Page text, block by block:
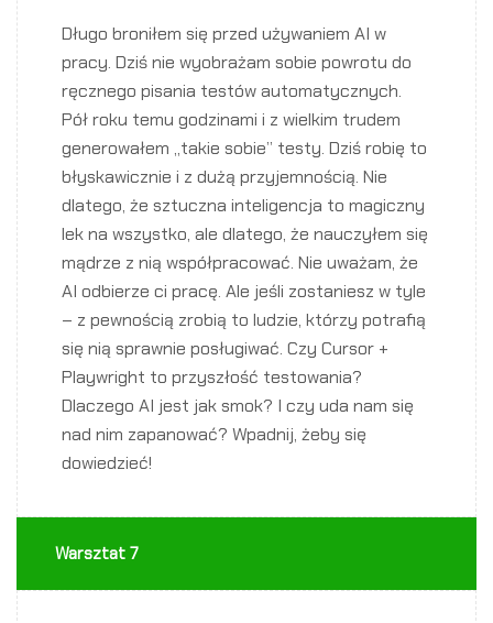
Długo broniłem się przed używaniem AI w
pracy. Dziś nie wyobrażam sobie powrotu do
ręcznego pisania testów automatycznych.
Pół roku temu godzinami i z wielkim trudem
generowałem „takie sobie” testy. Dziś robię to
błyskawicznie i z dużą przyjemnością. Nie
dlatego, że sztuczna inteligencja to magiczny
lek na wszystko, ale dlatego, że nauczyłem się
mądrze z nią współpracować. Nie uważam, że
AI odbierze ci pracę. Ale jeśli zostaniesz w tyle
– z pewnością zrobią to ludzie, którzy potrafią
się nią sprawnie posługiwać. Czy Cursor +
Playwright to przyszłość testowania?
Dlaczego AI jest jak smok? I czy uda nam się
nad nim zapanować? Wpadnij, żeby się
dowiedzieć!
Warsztat 7